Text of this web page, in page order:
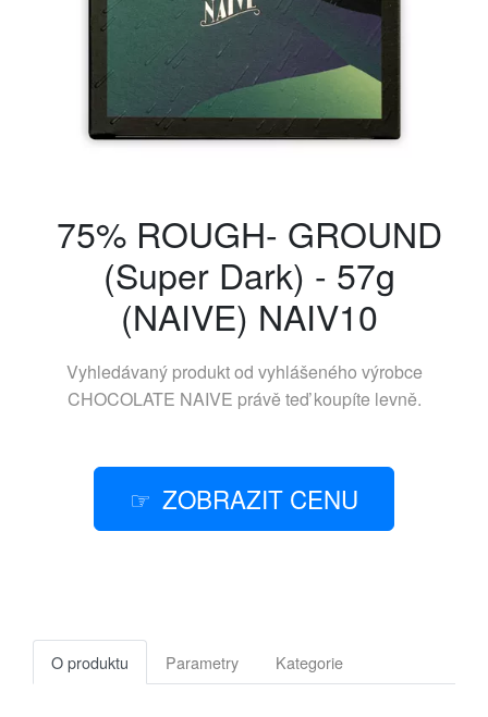
75% ROUGH- GROUND
(Super Dark) - 57g
(NAIVE) NAIV10
Vyhledávaný produkt od vyhlášeného výrobce
CHOCOLATE NAIVE právě teď koupíte levně.
ZOBRAZIT CENU
O produktu Parametry Kategorie